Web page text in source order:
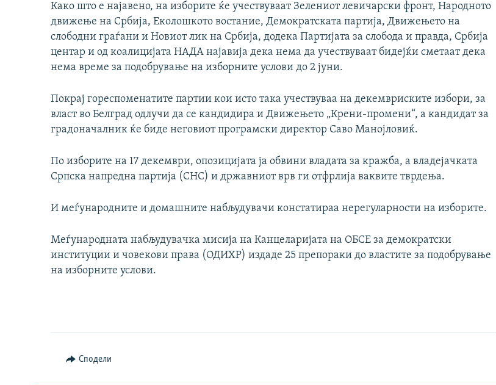
Како што е најавено, на изборите ќе учествуваат Зелениот левичарски фронт, Народното
движење на Србија, Еколошкото востание, Демократската партија, Движењето на
слободни граѓани и Новиот лик на Србија, додека Партијата за слобода и правда, Србија
центар и од коалицијата НАДА најавија дека нема да учествуваат бидејќи сметаат дека
нема време за подобрување на изборните услови до 2 јуни.
Покрај гореспоменатите партии кои исто така учествуваа на декемвриските избори, за
власт во Белград одлучи да се кандидира и Движењето „Крени-промени“, а кандидат за
градоначалник ќе биде неговиот програмски директор Саво Манојловиќ.
По изборите на 17 декември, опозицијата ја обвини владата за кражба, а владејачката
Српска напредна партија (СНС) и државниот врв ги отфрлија ваквите тврдења.
И меѓународните и домашните набљудувачи констатираа нерегуларности на изборите.
Меѓународната набљудувачка мисија на Канцеларијата на ОБСЕ за демократски
институции и човекови права (ОДИХР) издаде 25 препораки до властите за подобрување
на изборните услови.
Сподели